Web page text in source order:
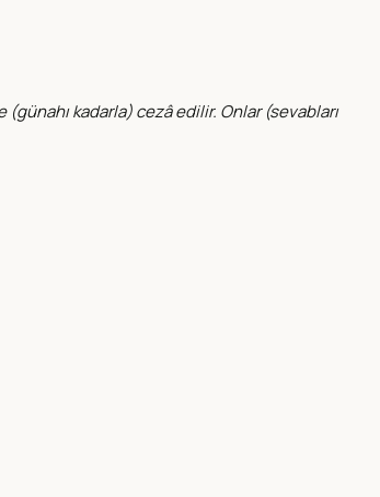
kadarla) cezâ edilir. Onlar (sevabları